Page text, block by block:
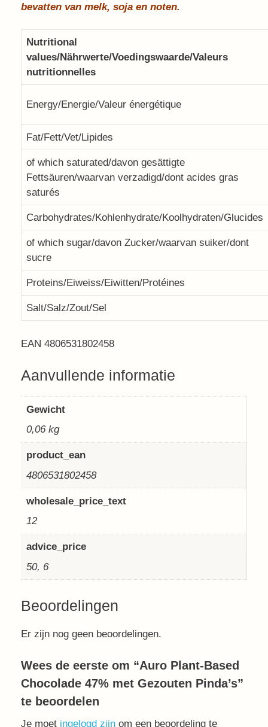
bevatten van melk, soja en noten.
Nutritional
values/Nährwerte/Voedingswaarde/Valeurs
nutritionnelles
Energy/Energie/Valeur énergétique
Fat/Fett/Vet/Lipides
of which saturated/davon gesättigte
Fettsäuren/waarvan verzadigd/dont acides gras
saturés
Carbohydrates/Kohlenhydrate/Koolhydraten/Glucides
of which sugar/davon Zucker/waarvan suiker/dont
sucre
Proteins/Eiweiss/Eiwitten/Protéines
Salt/Salz/Zout/Sel
EAN 4806531802458
Aanvullende informatie
Gewicht
0,06 kg
product_ean
4806531802458
wholesale_price_text
12
advice_price
50, 6
Beoordelingen
Er zijn nog geen beoordelingen.
Wees de eerste om “Auro Plant-Based
Chocolade 47% met Gezouten Pinda’s”
te beoordelen
Je moet ingelogd zijn om een beoordeling te